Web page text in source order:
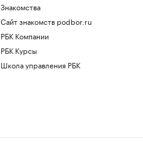
Знакомства
Сайт знакомств podbor.ru
РБК Компании
РБК Курсы
Школа управления РБК